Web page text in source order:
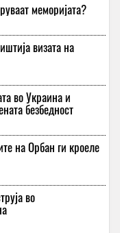
меморијата?
визата на
во Украина и
безбедност
на Орбан ги кроеле
во